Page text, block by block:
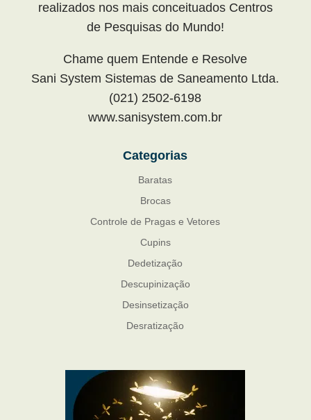
realizados nos mais conceituados Centros
de Pesquisas do Mundo!
Chame quem Entende e Resolve
Sani System Sistemas de Saneamento Ltda.
(021) 2502-6198
www.sanisystem.com.br
Categorias
Baratas
Brocas
Controle de Pragas e Vetores
Cupins
Dedetização
Descupinização
Desinsetização
Desratização
Mosquito Mist
Mosquitos
Percevejo de Cama